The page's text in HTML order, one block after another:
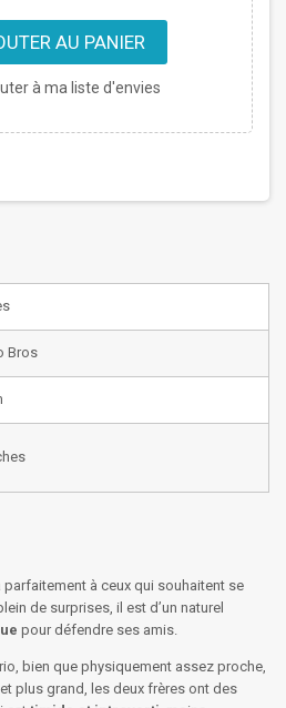
AU PANIER
à ma liste d'envies
Bros
parfaitement à ceux qui souhaitent se
de surprises, il est d’un naturel
pour défendre ses amis.
bien que physiquement assez proche,
plus grand, les deux frères ont des